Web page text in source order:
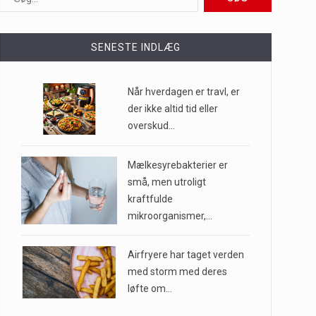
af mennesker…
til…
SENESTE INDLÆG
Når hverdagen er travl, er
der ikke altid tid eller
overskud…
Mælkesyrebakterier er
små, men utroligt
kraftfulde
mikroorganismer,…
Airfryere har taget verden
med storm med deres
løfte om…